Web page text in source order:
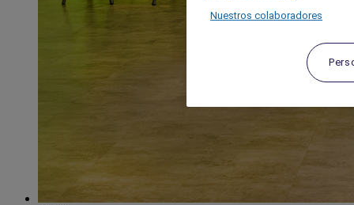
Nuestros colaboradores